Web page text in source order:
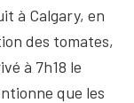
à Calgary, en
des tomates,
à 7h18 le
que les